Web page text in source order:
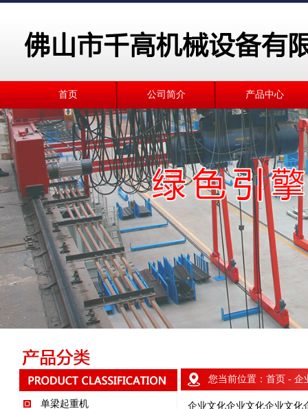
首页 公司简介 产品中心
单梁起重机
您当前位置： 首页- 企
企业文化企业文化企业文化